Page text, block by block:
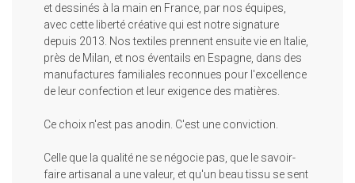
et dessinés à la main en France, par nos équipes,
avec cette liberté créative qui est notre signature
depuis 2013. Nos textiles prennent ensuite vie en Italie,
près de Milan, et nos éventails en Espagne, dans des
manufactures familiales reconnues pour l'excellence
de leur confection et leur exigence des matières.
Ce choix n'est pas anodin. C'est une conviction.
Celle que la qualité ne se négocie pas, que le savoir-
faire artisanal a une valeur, et qu'un beau tissu se sent